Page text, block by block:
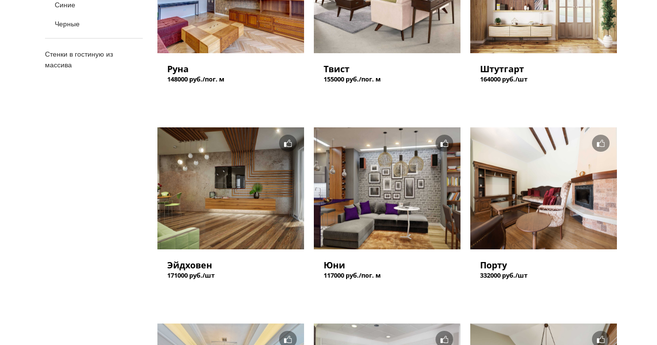
Синие
Черные
Стенки в гостиную из
массива
Руна
148000 руб./пог. м
Твист
155000 руб./пог. м
Штутгарт
164000 руб./шт
Эйдховен
171000 руб./шт
Юни
117000 руб./пог. м
Порту
332000 руб./шт